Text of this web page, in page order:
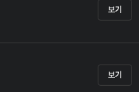
보기
보기